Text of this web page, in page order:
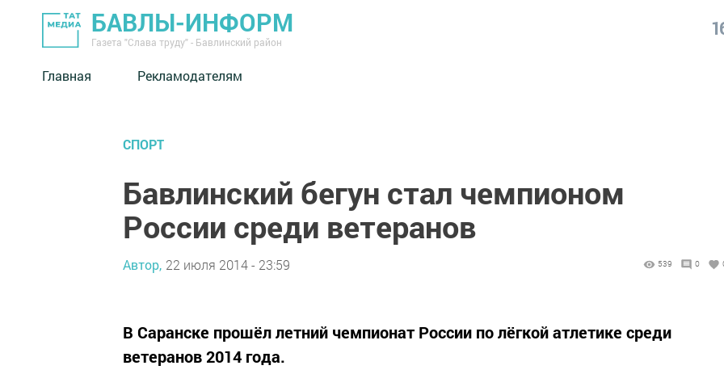
БАВЛЫ-ИНФОРМ
Газета "Слава труду" - Бавлинский район
Главная Рекламодателям
СПОРТ
Бавлинский бегун стал чемпионом
России среди ветеранов
Автор, 22 июля 2014 - 23:59 539 0
В Саранске прошёл летний чемпионат России по лёгкой атлетике среди
ветеранов 2014 года.